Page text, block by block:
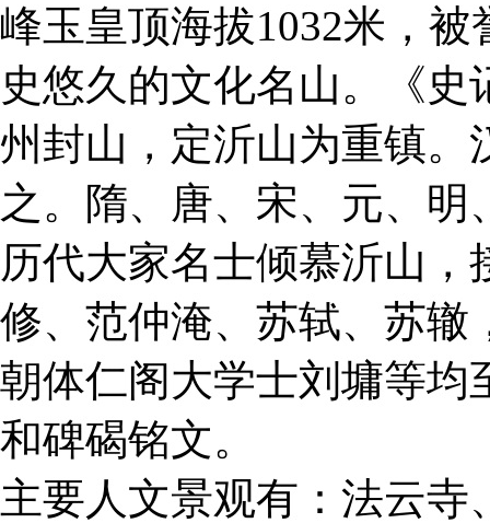
峰玉皇顶海拔1032米，
史悠久的文化名山。《
州封山，定沂山为重镇。
之。隋、唐、宋、元、
历代大家名士倾慕沂山
修、范仲淹、苏轼、苏辙
朝体仁阁大学士刘墉等均
和碑碣铭文。
主要人文景观有：法云